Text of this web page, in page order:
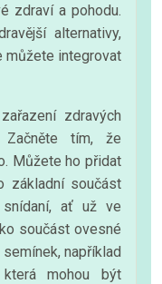
zdraví a pohodu.
alternativy,
můžete integrovat
zdravých
tím, že
Můžete ho přidat
základní součást
ať už ve
součást ovesné
například
mohou být